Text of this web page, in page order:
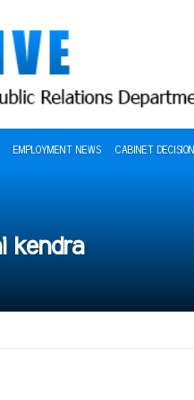
EMPLOYMENT NEWS CABINET DECISION
kendra